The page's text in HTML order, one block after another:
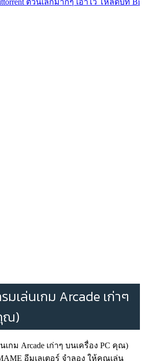
ตัวนี้เล็กมากๆ เอาไว้ โหลดบิท Bi
มเล่นเกม Arcade เก่าๆ
ณ)
อีมูเลเตอร์ จำลอง ให้คุณเล่น